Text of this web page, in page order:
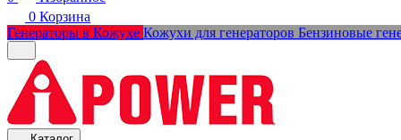
0 Корзина
Генераторы в Кожухе Кожухи для генераторов Бензиновые